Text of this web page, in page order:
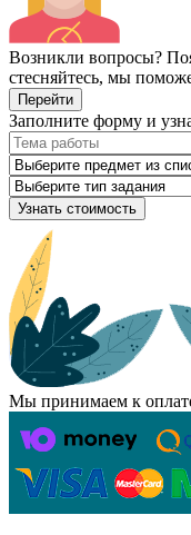
Возникли вопросы?
стесняйтесь, мы
Перейти
Заполните форму и
Узнать стоимость
Мы принимаем к